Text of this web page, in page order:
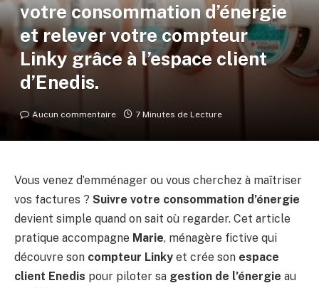
votre consommation d’énergie
et relever votre compteur
Linky grâce à l’espace client
d’Enedis.
Aucun commentaire 7 Minutes de Lecture
Vous venez d’emménager ou vous cherchez à maîtriser
vos factures ? Suivre votre consommation d’énergie
devient simple quand on sait où regarder. Cet article
pratique accompagne Marie, ménagère fictive qui
découvre son compteur Linky et crée son espace
client Enedis pour piloter sa gestion de l’énergie au